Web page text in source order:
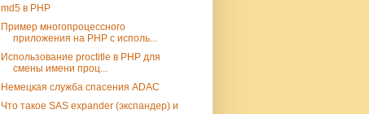
md5 в PHP
Пример многопроцессного
приложения на PHP с исполь...
Использование proctitle в PHP для
смены имени проц...
Немецкая служба спасения ADAC
Что такое SAS expander (экспандер) и